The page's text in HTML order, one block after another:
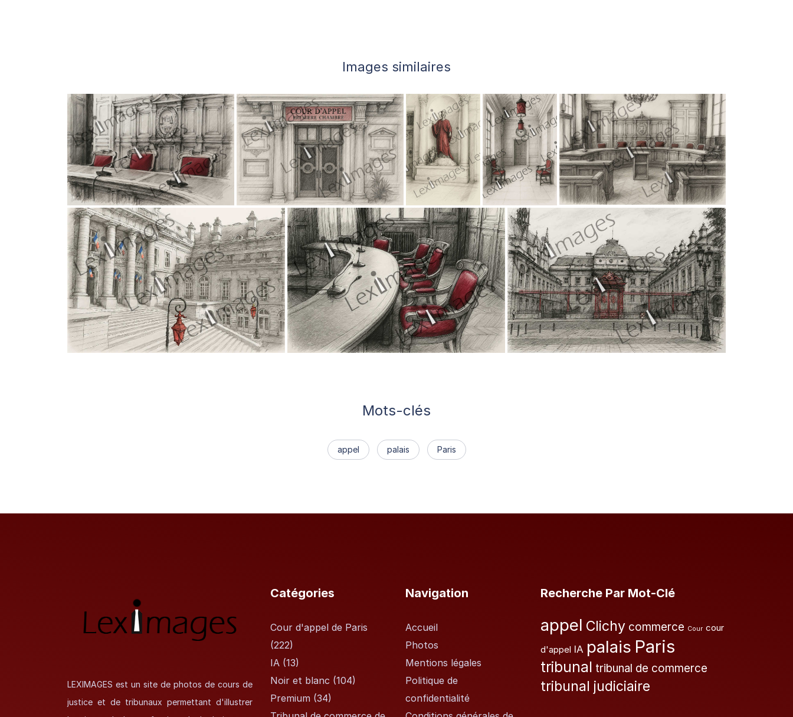
Images similaires
Mots-clés
appel palais Paris
LEXIMAGES est un site de photos de cours de
justice et de tribunaux permettant d'illustrer
Catégories
Cour d'appel de Paris
(222)
IA(13)
Noir et blanc (104)
Premium(34)
Navigation
Accueil
Photos
Mentions légales
Politique de
confidentialité
Recherche Par Mot-Clé
appel Clichy commerce Cour cour
d'appel IA palais Paris
tribunal tribunal de commerce
tribunal judiciaire